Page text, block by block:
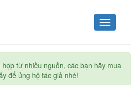
Toggle
navigation
từ nhiều nguồn, các bạn hãy mua
để ủng hộ tác giả nhé!